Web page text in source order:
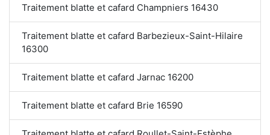
Traitement blatte et cafard Champniers 16430
Traitement blatte et cafard Barbezieux-Saint-Hilaire
16300
Traitement blatte et cafard Jarnac 16200
Traitement blatte et cafard Brie 16590